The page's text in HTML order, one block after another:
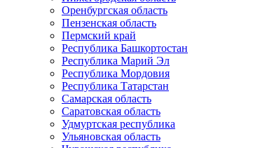
Оренбургская область
Пензенская область
Пермский край
Республика Башкортостан
Республика Марий Эл
Республика Мордовия
Республика Татарстан
Самарская область
Саратовская область
Удмуртская республика
Ульяновская область